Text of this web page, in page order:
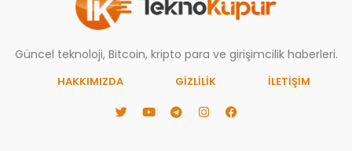
Güncel teknoloji, Bitcoin, kripto para ve girişimcilik haberleri.
HAKKIMIZDA GIZLILIK İLETİŞİM